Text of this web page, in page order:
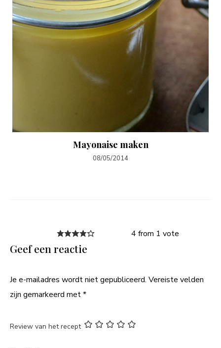
Mayonaise maken
08/05/2014
4 from 1 vote
Geef een reactie
Je e-mailadres wordt niet gepubliceerd. Vereiste velden
zijn gemarkeerd met*
Review van het recept